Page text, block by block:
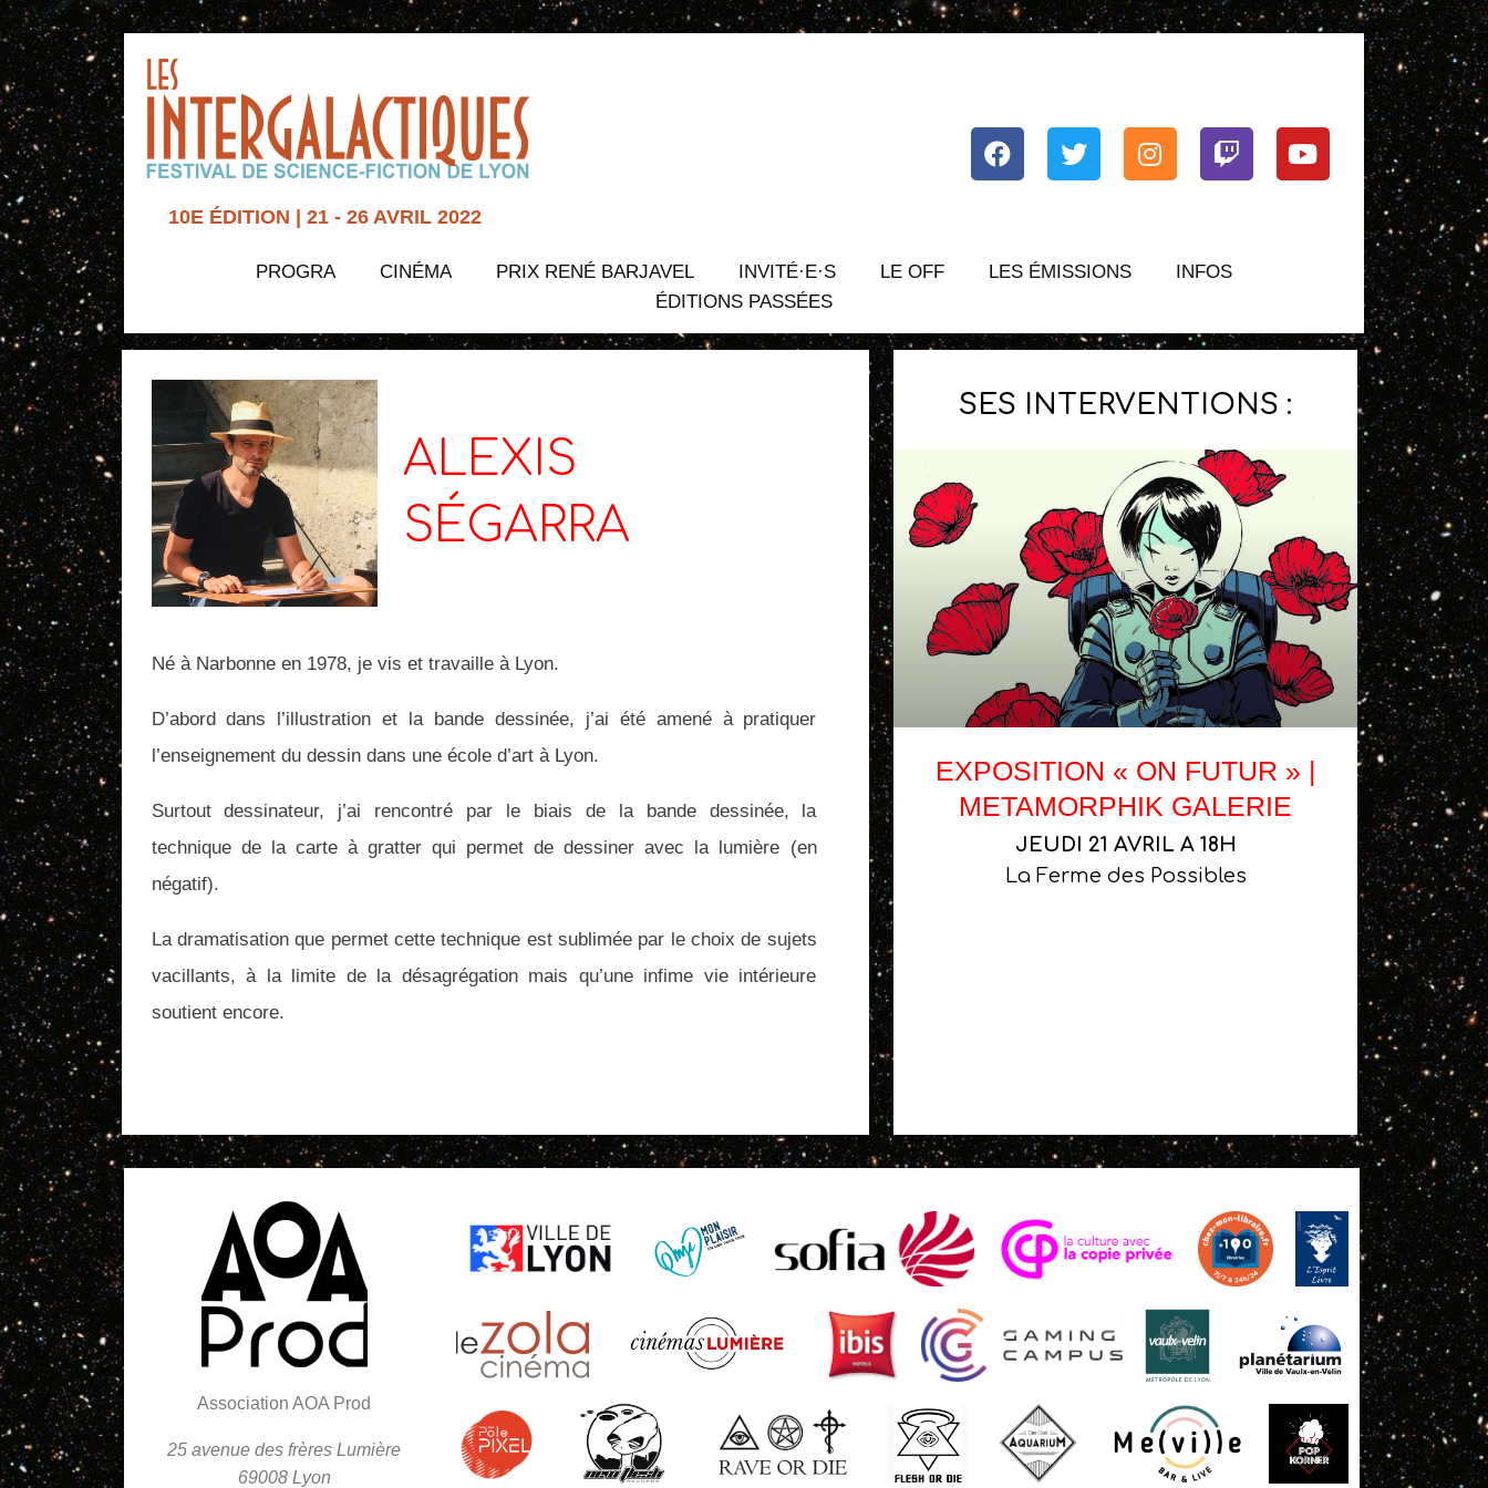
10E ÉDITION | 21 - 26 AVRIL 2022
Youtube
PROGRA CINÉMA PRIX RENÉ BARJAVEL INVITÉ·E·S LE OFF LES ÉMISSIONS
INFOS
ÉDITIONS PASSÉES
ALEXIS
SÉGARRA
Né à Narbonne en 1978, je vis et travaille à Lyon.
D’abord dans l’illustration et la bande dessinée, j’ai été amené à pratiquer
l’enseignement du dessin dans une école d’art à Lyon.
Surtout dessinateur, j’ai rencontré par le biais de la bande dessinée, la
technique de la carte à gratter qui permet de dessiner avec la lumière (en
négatif).
La dramatisation que permet cette technique est sublimée par le choix de sujets
vacillants, à la limite de la désagrégation mais qu’une infime vie intérieure
soutient encore.
SES INTERVENTIONS :
EXPOSITION « ON FUTUR » |
METAMORPHIK GALERIE
JEUDI 21 AVRIL A 18H
La Ferme des Possibles
Association AOA Prod
25 avenue des frères Lumière
69008 Lyon